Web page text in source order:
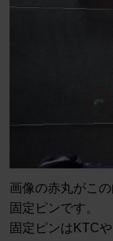
画像の赤丸がこ
固定ピンです。
固定ピンはKTC